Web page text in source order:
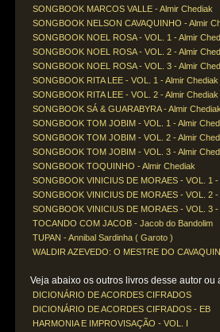
SONGBOOK MARCOS VALLE - Almir Chediak
SONGBOOK NELSON CAVAQUINHO - Almir
SONGBOOK NOEL ROSA - VOL. 1 - Almir
SONGBOOK NOEL ROSA - VOL. 2 - Almir
SONGBOOK NOEL ROSA - VOL. 3 - Almir
SONGBOOK RITA LEE - VOL. 1 - Almir Chediak
SONGBOOK RITA LEE - VOL. 2 - Almir Chediak
SONGBOOK SÁ & GUARABYRA - Almir
SONGBOOK TOM JOBIM - VOL. 1 - Almir
SONGBOOK TOM JOBIM - VOL. 2 - Almir
SONGBOOK TOM JOBIM - VOL. 3 - Almir
SONGBOOK TOQUINHO - Almir Chediak
SONGBOOK VINICIUS DE MORAES - VOL. 1 -
SONGBOOK VINICIUS DE MORAES - VOL. 2 -
SONGBOOK VINICIUS DE MORAES - VOL. 3 -
TOCANDO COM JACOB - Jacob do Bandolim
TUPAN - Annibal Sardinha ( Garoto )
WALDIR AZEVEDO: O MESTRE DO
Veja abaixo os outros livros desse autor ou
DICIONÁRIO DE ACORDES CIFRADOS
DICIONÁRIO DE ACORDES CIFRADOS - EB
HARMONIA E IMPROVISAÇÃO - VOL. I